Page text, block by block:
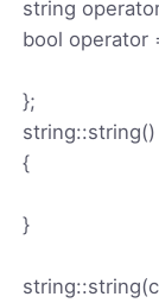
string
bool operator
};
string::string()
{
}